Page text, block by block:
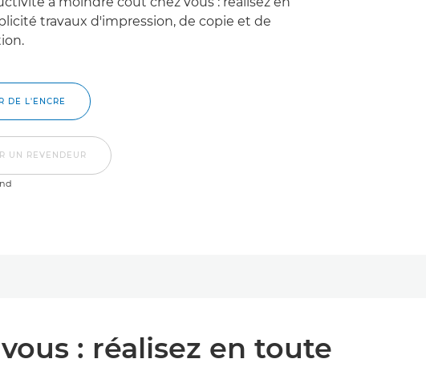
travaux d'impression, de copie et de
DE L'ENCRE
UN REVENDEUR
: réalisez en toute